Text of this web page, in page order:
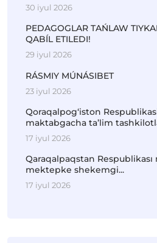
30 iyul 2026
PEDAGOGLAR TAŃLAW
QABÍL ETILEDI!
29 iyul 2026
RÁSMIY MÚNÁSIBET
23 iyul 2026
Qoraqalpog‘iston
maktabgacha ta’lim
17 iyul 2026
Qaraqalpaqstan
mektepke shekemgi...
17 iyul 2026